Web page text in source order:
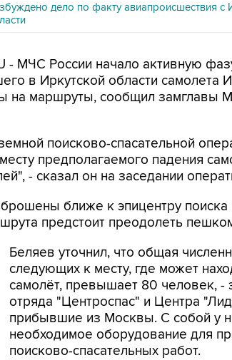
дело по факту авиапроисшествия с
- МЧС России начало активную
в Иркутской области самолета
на маршруты, сообщил замглавы
поисково-спасательной
предполагаемого падения
- сказал он на заседании
ближе к эпицентру
предстоит преодолеть
Беляев уточнил, что общая
следующих к месту, где может
самолёт, превышает 80 человек, -
отряда "Центроспас" и Центра
прибывшие из Москвы. С собой у
необходимое оборудование для
поисково-спасательных работ.